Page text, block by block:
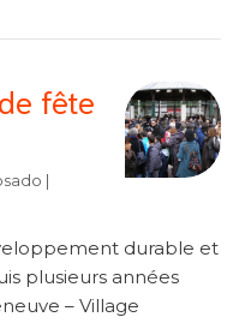
fête
Catégories
Catégories
durable et
plusieurs années
– Village